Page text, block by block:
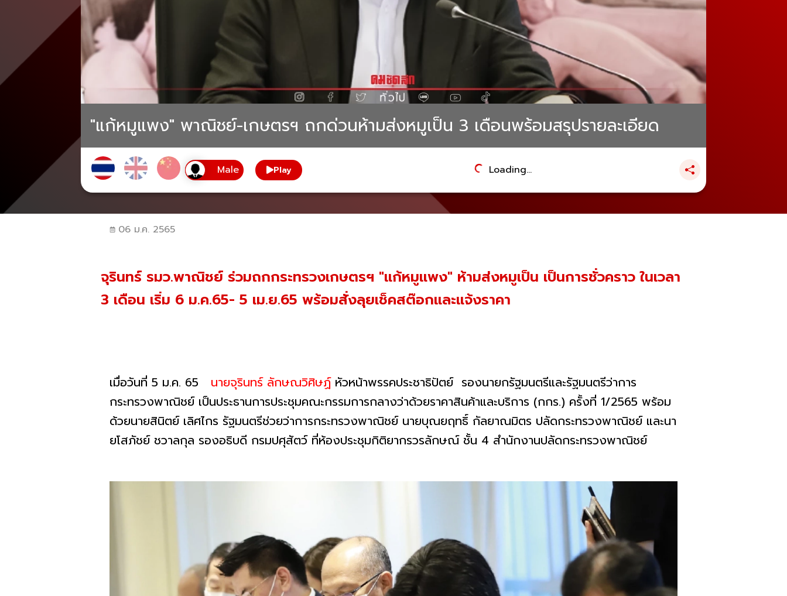
"แก้หมูแพง" พาณิชย์-เกษตรฯ ถกด่วนห้ามส่งหมูเป็น 3 เดือนพร้อมสรุปรายละเอียด
Play Loading...
06 ม.ค. 2565
จุรินทร์ รมว.พาณิชย์ ร่วมถกกระทรวงเกษตรฯ "แก้หมูแพง" ห้ามส่งหมูเป็น เป็นการชั่วคราว ในเวลา
3 เดือน เริ่ม 6 ม.ค.65- 5 เม.ย.65 พร้อมสั่งลุยเช็คสต๊อกและแจ้งราคา
เมื่อวันที่ 5 ม.ค. 65 นายจุรินทร์ ลักษณวิศิษฏ์ หัวหน้าพรรคประชาธิปัตย์ รองนายกรัฐมนตรีและรัฐมนตรีว่าการ
กระทรวงพาณิชย์ เป็นประธานการประชุมคณะกรรมการกลางว่าด้วยราคาสินค้าและบริการ (กกร.) ครั้งที่ 1/2565 พร้อม
ด้วยนายสินิตย์ เลิศไกร รัฐมนตรีช่วยว่าการกระทรวงพาณิชย์ นายบุณยฤทธิ์ กัลยาณมิตร ปลัดกระทรวงพาณิชย์ และนา
ยโสภัชย์ ชวาลกุล รองอธิบดี กรมปศุสัตว์ ที่ห้องประชุมกิติยากรวรลักษณ์ ชั้น 4 สำนักงานปลัดกระทรวงพาณิชย์